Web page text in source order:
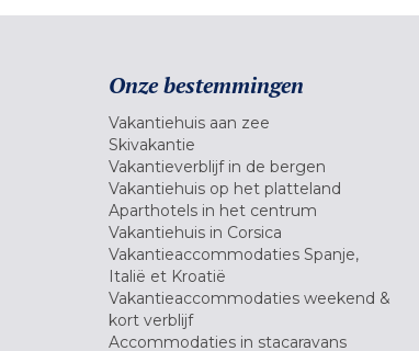
Onze bestemmingen
Vakantiehuis aan zee
Skivakantie
Vakantieverblijf in de bergen
Vakantiehuis op het platteland
Aparthotels in het centrum
Vakantiehuis in Corsica
Vakantieaccommodaties Spanje,
Italië et Kroatië
Vakantieaccommodaties weekend &
kort verblijf
Accommodaties in stacaravans